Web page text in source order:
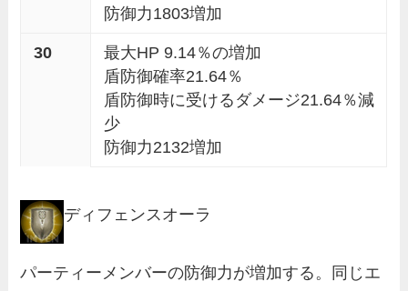
防御力1803増加
30
最大HP 9.14％の増加
盾防御確率21.64％
盾防御時に受けるダメージ21.64％減
少
防御力2132増加
ディフェンスオーラ
パーティーメンバーの防御力が増加する。同じエ